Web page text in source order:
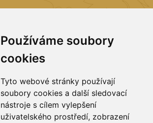
Používáme soubory
cookies
Tyto webové stránky používají
soubory cookies a další sledovací
nástroje s cílem vylepšení
uživatelského prostředí, zobrazení